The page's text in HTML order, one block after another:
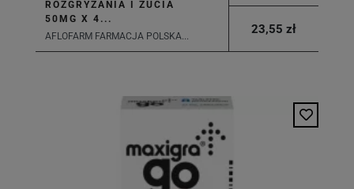
ROZGRYZANIA I ŻUCIA
50MG X 4...
AFLOFARM FARMACJA POLSKA...
23,55 zł